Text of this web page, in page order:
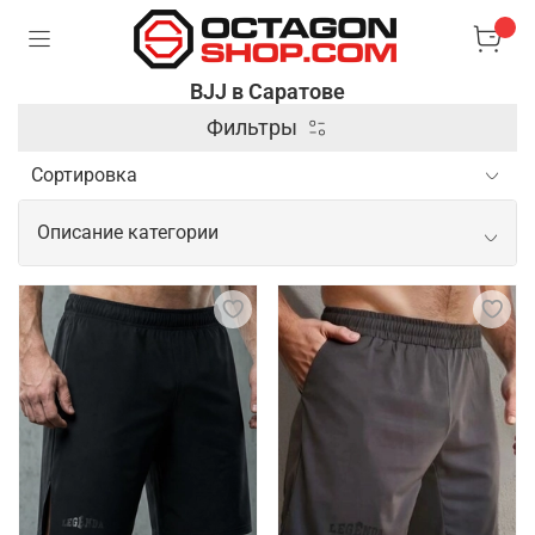
BJJ в Саратове
Фильтры
Описание категории
Профессиональные товары для BJJ
Для занятий бразильским джиу-джитсу важна
специализированная экипировка, которая
обеспечивает комфорт и безопасность во время
тренировок и соревнований. Основным элементом
является кимоно, выполненное из прочного
материала, способного выдерживать интенсивные
захваты и рывки. Также популярны рашгарды и